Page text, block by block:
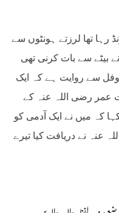
رہا تھا لرزتے ہونٹوں سے
بیٹے سے بات کرنی تھی
سے روایت ہے کہ ایک
عمر رضی اللہ عنہ کے
کہ میں نے ایک آدمی کو
عنہ نے دریافت کیا تیرے